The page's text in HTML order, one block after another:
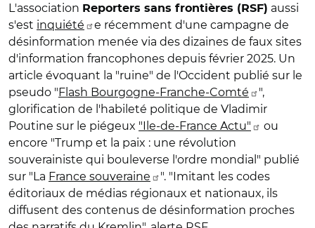
L'association Reporters sans frontières (RSF) aussi
s'est inquiété
e récemment d'une campagne de
désinformation menée via des dizaines de faux sites
d'information francophones depuis février 2025. Un
article évoquant la "ruine" de l'Occident publié sur le
pseudo "Flash Bourgogne-Franche-Comté
",
glorification de l'habileté politique de Vladimir
Poutine sur le piégeux "Ile-de-France Actu"
ou
encore "Trump et la paix : une révolution
souverainiste qui bouleverse l'ordre mondial " publié
sur "La France souveraine
". "Imitant les codes
éditoriaux de médias régionaux et nationaux, ils
diffusent des contenus de désinformation proches